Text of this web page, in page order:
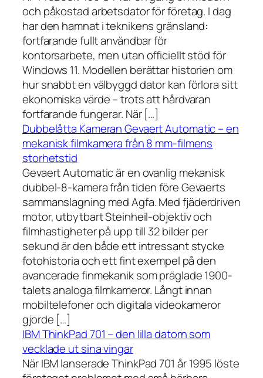
och påkostad arbetsdator för företag. I dag
har den hamnat i teknikens gränsland:
fortfarande fullt användbar för
kontorsarbete, men utan officiellt stöd för
Windows 11. Modellen berättar historien om
hur snabbt en välbyggd dator kan förlora sitt
ekonomiska värde – trots att hårdvaran
fortfarande fungerar. När […]
Dubbelåtta Kameran Gevaert Automatic – en
mekanisk filmkamera från 8 mm-filmens
storhetstid
Gevaert Automatic är en ovanlig mekanisk
dubbel-8-kamera från tiden före Gevaerts
sammanslagning med Agfa. Med fjäderdriven
motor, utbytbart Steinheil-objektiv och
filmhastigheter på upp till 32 bilder per
sekund är den både ett intressant stycke
fotohistoria och ett fint exempel på den
avancerade finmekanik som präglade 1900-
talets analoga filmkameror. Långt innan
mobiltelefoner och digitala videokameror
gjorde […]
IBM ThinkPad 701 – den lilla datorn som
vecklade ut sina vingar
När IBM lanserade ThinkPad 701 år 1995 löste